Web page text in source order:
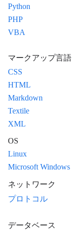
Python
PHP
VBA
マークアップ言語
CSS
HTML
Markdown
Textile
XML
OS
Linux
Microsoft Windows
ネットワーク
プロトコル
データベース